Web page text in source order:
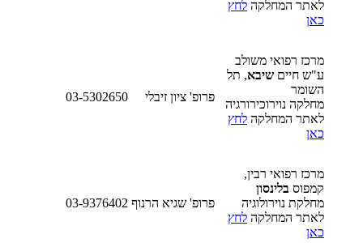
לאתר המחלקה לחץ
כאן
מרכז רפואי משולב
ע"ש חיים שיבא, תל
השומר
מחלקה נוירוכירורגיה
לאתר המחלקה לחץ
כאן
פרופ' ציון זיבלי 03-5302650
מרכז רפואי רבין,
קמפוס בלינסון
מחלקת נוירולוגיה
לאתר המחלקה לחץ
כאן
פרופ' שגיא הרנוף 03-9376402